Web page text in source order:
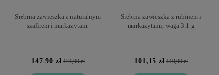
Srebrna zawieszka z naturalnym
szafirem i markazytami
147,90 zł 174,00 zł
Srebrna zawieszka z rubinem i
markazytami, waga 3.1 g
101,15 zł 119,00 zł